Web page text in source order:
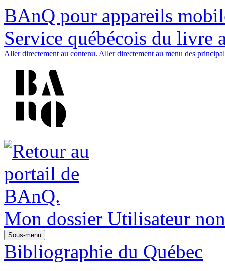
BAnQ pour appareils
Service québécois du livre
Aller directement au contenu. Aller directement au menu des
Mon dossier Utilisateur
Sous-menu
Bibliographie du Québec